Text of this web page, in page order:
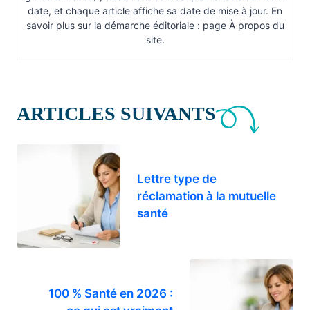
date, et chaque article affiche sa date de mise à jour. En
savoir plus sur la démarche éditoriale : page À propos du
site.
ARTICLES SUIVANTS
Lettre type de
réclamation à la mutuelle
santé
100 % Santé en 2026 :